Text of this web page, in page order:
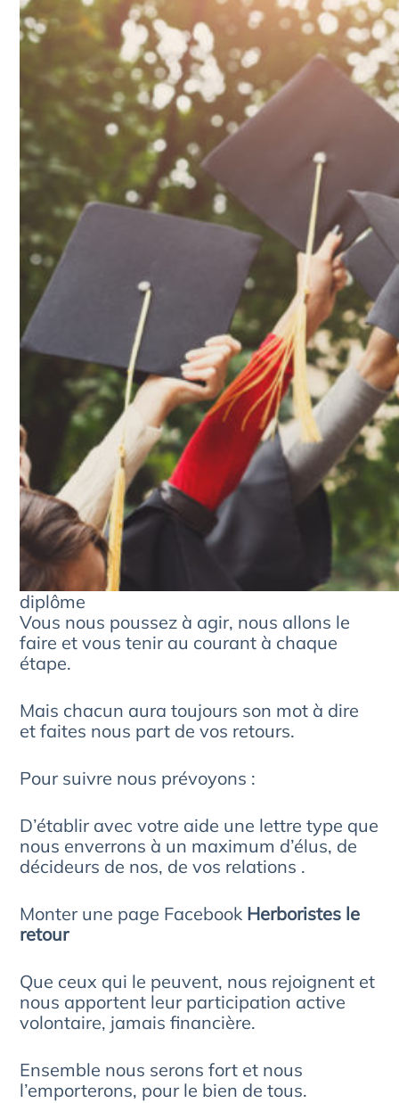
diplôme
Vous nous poussez à agir, nous allons le
faire et vous tenir au courant à chaque
étape.
Mais chacun aura toujours son mot à dire
et faites nous part de vos retours.
Pour suivre nous prévoyons :
D’établir avec votre aide une lettre type que
nous enverrons à un maximum d’élus, de
décideurs de nos, de vos relations .
Monter une page Facebook Herboristes le
retour
Que ceux qui le peuvent, nous rejoignent et
nous apportent leur participation active
volontaire, jamais financière.
Ensemble nous serons fort et nous
l’emporterons, pour le bien de tous.